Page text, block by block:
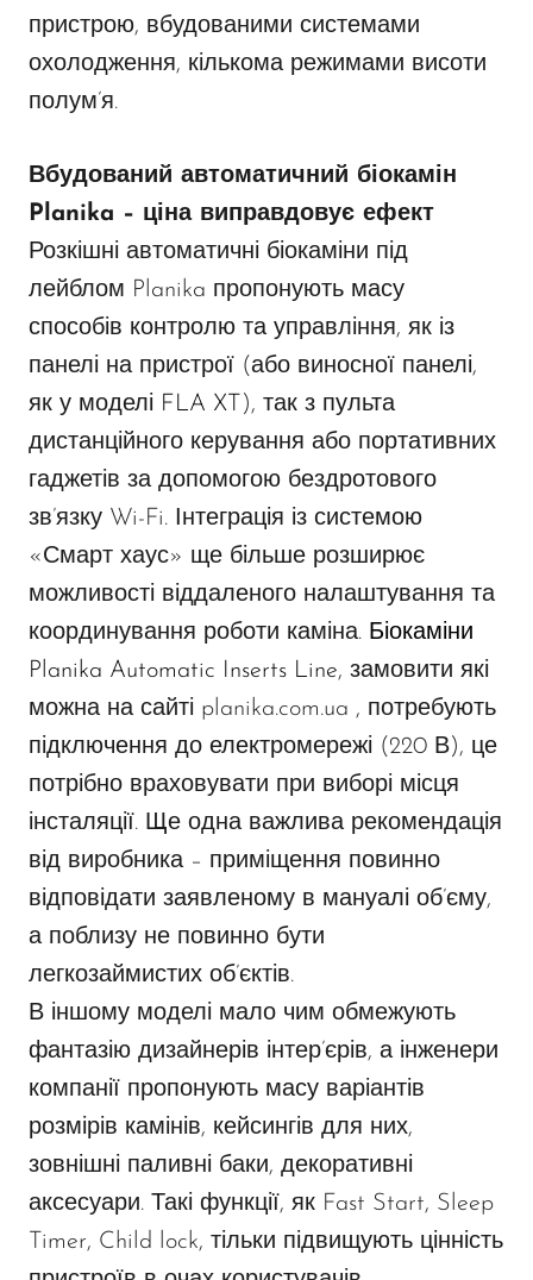
пристрою, вбудованими системами
охолодження, кількома режимами висоти
полум’я.
Вбудований автоматичний біокамін
Planika – ціна виправдовує ефект
Розкішні автоматичні біокаміни під
лейблом Planika пропонують масу
способів контролю та управління, як із
панелі на пристрої (або виносної панелі,
як у моделі FLA XT
), так з пульта
дистанційного керування або портативних
гаджетів за допомогою бездротового
зв’язку Wi-Fi. Інтеграція із системою
«Смарт хаус» ще більше розширює
можливості віддаленого налаштування та
координування роботи каміна. Біокаміни
Planika Automatic Inserts Line, замовити які
можна на сайті planika.com.ua , потребують
підключення до електромережі (220 В), це
потрібно враховувати при виборі місця
інсталяції. Ще одна важлива рекомендація
від виробника – приміщення повинно
відповідати заявленому в мануалі об’єму,
а поблизу не повинно бути
легкозаймистих об’єктів.
В іншому моделі мало чим обмежують
фантазію дизайнерів інтер’єрів, а інженери
компанії пропонують масу варіантів
розмірів камінів, кейсингів для них,
зовнішні паливні баки, декоративні
аксесуари. Такі функції, як Fast Start, Sleep
Timer, Child lock, тільки підвищують цінність